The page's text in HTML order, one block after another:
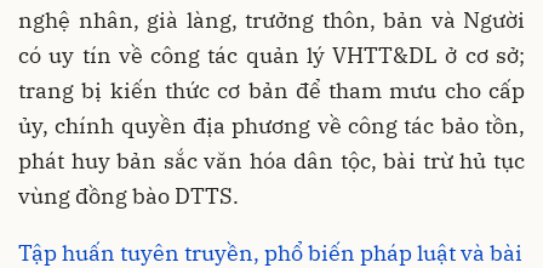
nghệ nhân, già làng, trưởng thôn, bản và Người
có uy tín về công tác quản lý VHTT&DL ở cơ sở;
trang bị kiến thức cơ bản để tham mưu cho cấp
ủy, chính quyền địa phương về công tác bảo tồn,
phát huy bản sắc văn hóa dân tộc, bài trừ hủ tục
vùng đồng bào DTTS.
Tập huấn tuyên truyền, phổ biến pháp luật và bài